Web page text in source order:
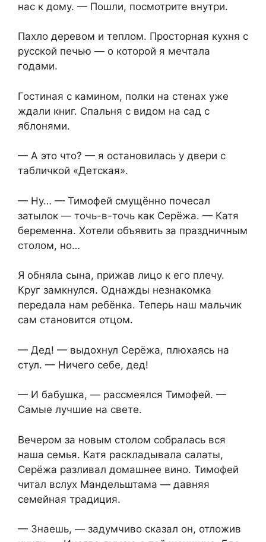
нас к дому. — Пошли, посмотрите внутри.
Пахло деревом и теплом. Просторная кухня с
русской печью — о которой я мечтала
годами.
Гостиная с камином, полки на стенах уже
ждали книг. Спальня с видом на сад с
яблонями.
— А это что? — я остановилась у двери с
табличкой «Детская».
— Ну… — Тимофей смущённо почесал
затылок — точь-в-точь как Серёжа. — Катя
беременна. Хотели объявить за праздничным
столом, но…
Я обняла сына, прижав лицо к его плечу.
Круг замкнулся. Однажды незнакомка
передала нам ребёнка. Теперь наш мальчик
сам становится отцом.
— Дед! — выдохнул Серёжа, плюхаясь на
стул. — Ничего себе, дед!
— И бабушка, — рассмеялся Тимофей. —
Самые лучшие на свете.
Вечером за новым столом собралась вся
наша семья. Катя раскладывала салаты,
Серёжа разливал домашнее вино. Тимофей
читал вслух Мандельштама — давняя
семейная традиция.
— Знаешь, — задумчиво сказал он, отложив